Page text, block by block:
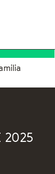
2025